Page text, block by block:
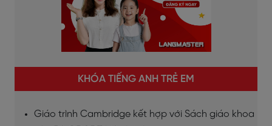
KHÓA TIẾNG ANH TRẺ EM
Giáo trình Cambridge kết hợp với Sách giáo khoa